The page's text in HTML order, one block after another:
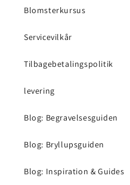
Blomsterkursus
Servicevilkår
Tilbagebetalingspolitik
levering
Blog: Begravelsesguiden
Blog: Bryllupsguiden
Blog: Inspiration & Guides